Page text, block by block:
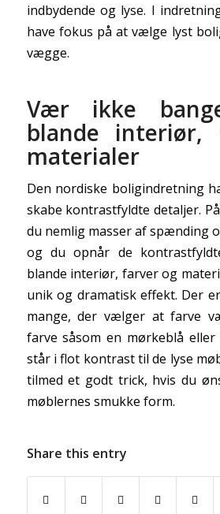
indbydende og lyse. I
have fokus på at vælge lyst
vægge.
Vær ikke
blande interiør,
materialer
Den nordiske boligindretning
skabe kontrastfyldte detaljer.
du nemlig masser af spænding
og du opnår de
blande interiør, farver og
unik og dramatisk effekt. Der
mange, der vælger at farve
farve såsom en mørkeblå
står i flot kontrast til de lyse
tilmed et godt trick, hvis du
møblernes smukke form.
Share this entry